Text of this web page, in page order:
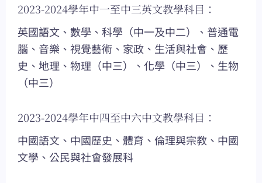
2023-2024學年中一至中三英文教學科目：
英國語文、數學、科學（中一及中二）、普通電
腦、音樂、視覺藝術、家政、生活與社會、歷
史、地理、物理（中三）、化學（中三）、生物
（中三）
2023-2024學年中四至中六中文教學科目：
中國語文、中國歷史、體育、倫理與宗教、中國
文學、公民與社會發展科